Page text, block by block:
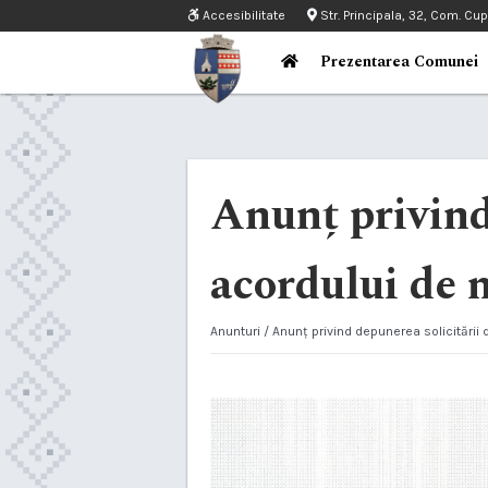
Accesibilitate Str. Principala, 32, Com.
Prezentarea Comunei
Anunț
acordului de
Anunturi / Anunț privind depunerea solicitării